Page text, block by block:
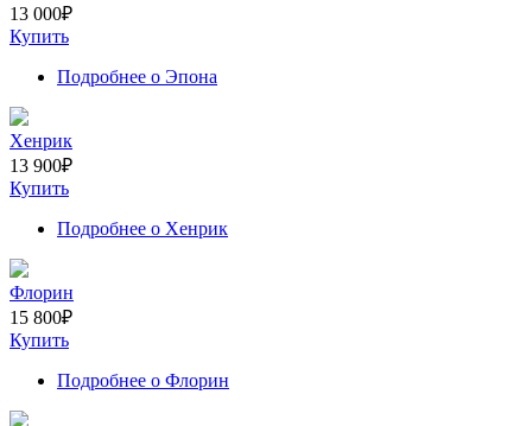
13 000₽
Купить
Подробнее о Эпона
Хенрик
13 900₽
Купить
Подробнее о Хенрик
Флорин
15 800₽
Купить
Подробнее о Флорин